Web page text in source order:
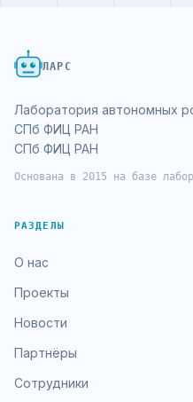
ЛАРС
Лаборатория автономных
СПб ФИЦ РАН
СПб ФИЦ РАН
Основана в 2015 на базе
РАЗДЕЛЫ
О нас
Проекты
Новости
Партнёры
Сотрудники